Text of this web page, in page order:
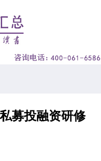
募投融资研修